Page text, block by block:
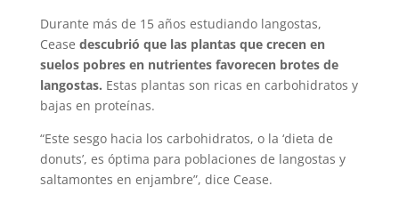
Durante más de 15 años estudiando langostas,
Cease descubrió que las plantas que crecen en
suelos pobres en nutrientes favorecen brotes de
langostas. Estas plantas son ricas en carbohidratos y
bajas en proteínas.
“Este sesgo hacia los carbohidratos, o la ‘dieta de
donuts’, es óptima para poblaciones de langostas y
saltamontes en enjambre”, dice Cease.